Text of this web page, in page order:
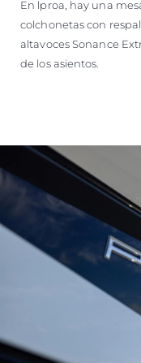
En lproa, hay una
colchonetas con
altavoces Sonance
de los asientos.